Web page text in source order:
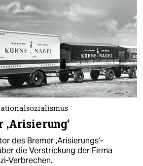
des Bremer ‚Arisierungs‘-
die Verstrickung der Firma
Verbrechen.